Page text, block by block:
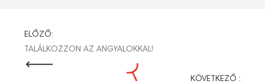
BEJEGYZÉS
NAVIGÁCIÓ
ELŐZŐ:
TALÁLKOZZON AZ ANGYALOKKAL!
KÖVETKEZŐ :